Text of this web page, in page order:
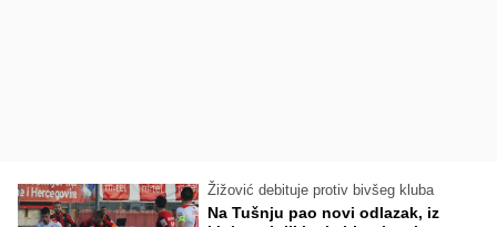
Žižović debituje protiv bivšeg kluba
Na Tušnju pao novi odlazak, iz